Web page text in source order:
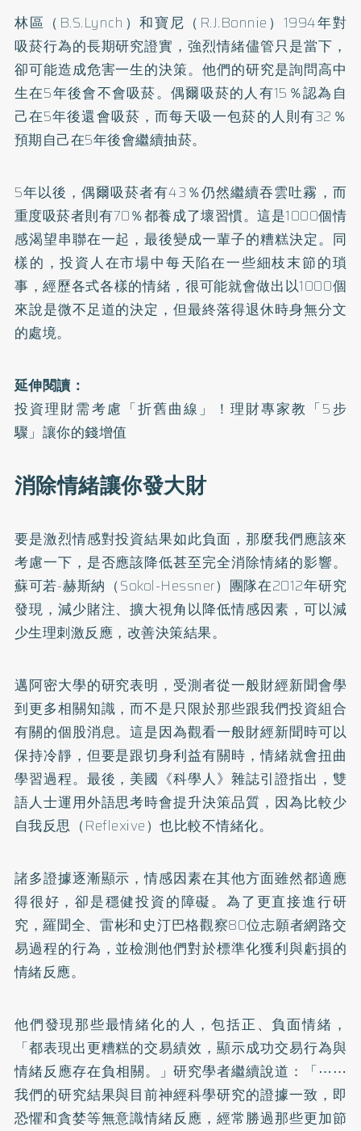
林區（B.S.Lynch）和寶尼（R.J.Bonnie）1994年對
吸菸行為的長期研究證實，強烈情緒儘管只是當下，
卻可能造成危害一生的決策。他們的研究是詢問高中
生在5年後會不會吸菸。偶爾吸菸的人有15％認為自
己在5年後還會吸菸，而每天吸一包菸的人則有32％
預期自己在5年後會繼續抽菸。
5年以後，偶爾吸菸者有43％仍然繼續吞雲吐霧，而
重度吸菸者則有70％都養成了壞習慣。這是1000個情
感渴望串聯在一起，最後變成一輩子的糟糕決定。同
樣的，投資人在市場中每天陷在一些細枝末節的瑣
事，經歷各式各樣的情緒，很可能就會做出以1000個
來說是微不足道的決定，但最終落得退休時身無分文
的處境。
延伸閱讀：
投資理財需考慮「折舊曲線」！理財專家教「5步
驟」讓你的錢增值
消除情緒讓你發大財
要是激烈情感對投資結果如此負面，那麼我們應該來
考慮一下，是否應該降低甚至完全消除情緒的影響。
蘇可若-赫斯納（Sokol-Hessner）團隊在2012年研究
發現，減少賭注、擴大視角以降低情感因素，可以減
少生理刺激反應，改善決策結果。
邁阿密大學的研究表明，受測者從一般財經新聞會學
到更多相關知識，而不是只限於那些跟我們投資組合
有關的個股消息。這是因為觀看一般財經新聞時可以
保持冷靜，但要是跟切身利益有關時，情緒就會扭曲
學習過程。最後，美國《科學人》雜誌引證指出，雙
語人士運用外語思考時會提升決策品質，因為比較少
自我反思（Reflexive）也比較不情緒化。
諸多證據逐漸顯示，情感因素在其他方面雖然都適應
得很好，卻是穩健投資的障礙。為了更直接進行研
究，羅聞全、雷彬和史汀巴格觀察80位志願者網路交
易過程的行為，並檢測他們對於標準化獲利與虧損的
情緒反應。
他們發現那些最情緒化的人，包括正、負面情緒，
「都表現出更糟糕的交易績效，顯示成功交易行為與
情緒反應存在負相關。」研究學者繼續說道：「⋯⋯
我們的研究結果與目前神經科學研究的證據一致，即
恐懼和貪婪等無意識情緒反應，經常勝過那些更加節